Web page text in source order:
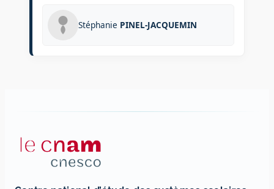
Stéphanie PINEL-JACQUEMIN